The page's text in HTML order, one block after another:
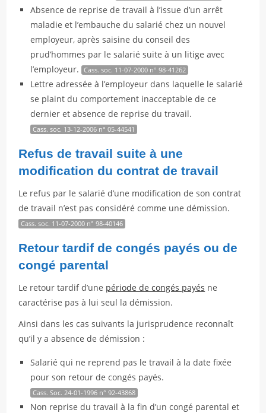
Absence de reprise de travail à l’issue d’un arrêt
maladie et l’embauche du salarié chez un nouvel
employeur, après saisine du conseil des
prud’hommes par le salarié suite à un litige avec
l’employeur. Cass. soc. 11-07-2000 n° 98-41262
Lettre adressée à l’employeur dans laquelle le salarié
se plaint du comportement inacceptable de ce
dernier et absence de reprise du travail.
Cass. soc. 13-12-2006 n° 05-44541
Refus de travail suite à une
modification du contrat de travail
Le refus par le salarié d’une modification de son contrat
de travail n’est pas considéré comme une démission.
Cass. soc. 11-07-2000 n° 98-40146
Retour tardif de congés payés ou de
congé parental
Le retour tardif d’une période de congés payés ne
caractérise pas à lui seul la démission.
Ainsi dans les cas suivants la jurisprudence reconnaît
qu’il y a absence de démission :
Salarié qui ne reprend pas le travail à la date fixée
pour son retour de congés payés.
Cass. Soc. 24-01-1996 n° 92-43868
Non reprise du travail à la fin d’un congé parental et